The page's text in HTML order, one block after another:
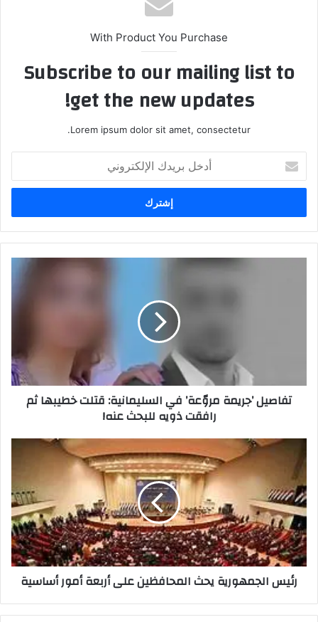
With Product You Purchase
Subscribe to our mailing list to
get the new updates!
Lorem ipsum dolor sit amet, consectetur.
بريدك
الإلكتروني
رافقت
ذويهتفاصيل ’جريمة مروّعة’ في السليمانية: قتلت خطيبها ثم
رافقت ذويه للبحث عنه!
الجمهورية
يحث
المحافظين
على
أربعة
أمور
أساسية
رئيس الجمهورية يحث المحافظين على أربعة أمور أساسية